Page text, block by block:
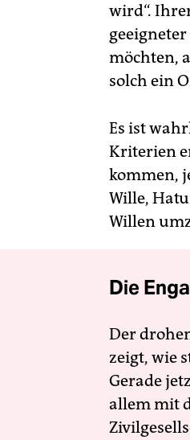
wird“.
möchten,
solch ein
Es ist
Kriterien
kommen,
Wille,
Willen
Die
Der
zeigt, wie
Gerade
allem mit